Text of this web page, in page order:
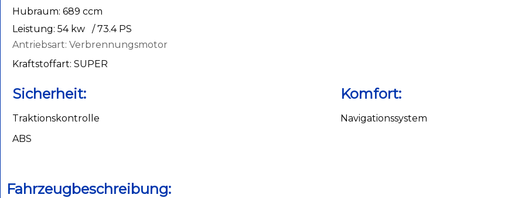
Hubraum: 689 ccm
Leistung: 54 kw
/ 73.4 PS
Antriebsart: Verbrennungsmotor
Kraftstoffart: SUPER
Sicherheit:
Traktionskontrolle
ABS
Komfort:
Navigationssystem
Fahrzeugbeschreibung: